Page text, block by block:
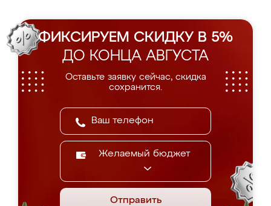
ФИКСИРУЕМ СКИДКУ В 5%
ДО КОНЦА АВГУСТА
Оставьте заявку сейчас, скидка
сохранится.
Желаемый бюджет
Отправить